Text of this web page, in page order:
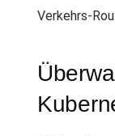
Verkehrs-